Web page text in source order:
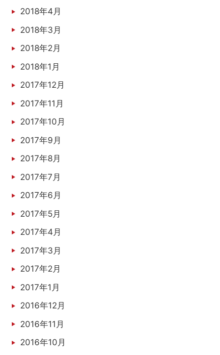
2018年4月
2018年3月
2018年2月
2018年1月
2017年12月
2017年11月
2017年10月
2017年9月
2017年8月
2017年7月
2017年6月
2017年5月
2017年4月
2017年3月
2017年2月
2017年1月
2016年12月
2016年11月
2016年10月